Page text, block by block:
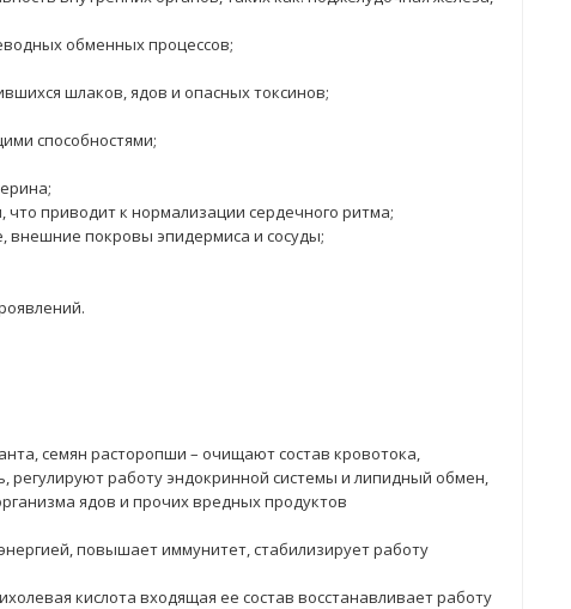
обменных процессов;
шлаков, ядов и опасных токсинов;
способностями;
что приводит к нормализации сердечного ритма;
внешние покровы эпидермиса и сосуды;
семян расторопши – очищают состав кровотока,
регулируют работу эндокринной системы и липидный обмен,
ядов и прочих вредных продуктов
повышает иммунитет, стабилизирует работу
кислота входящая ее состав восстанавливает работу